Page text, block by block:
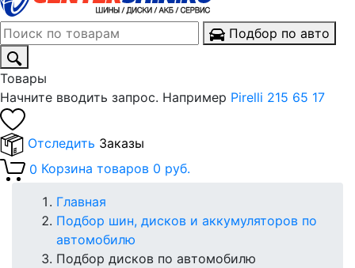
Подбор по авто
Товары
Начните вводить запрос. Например Pirelli 215 65 17
Отследить Заказы
0 Корзина товаров 0 руб.
Главная
Подбор шин, дисков и аккумуляторов по
автомобилю
Подбор дисков по автомобилю